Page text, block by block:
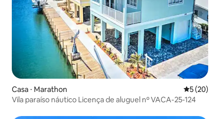
Casa ⋅ Marathon 5 de uma
5 (20)
Vila paraíso náutico Licença de aluguel nº VACA-25-124